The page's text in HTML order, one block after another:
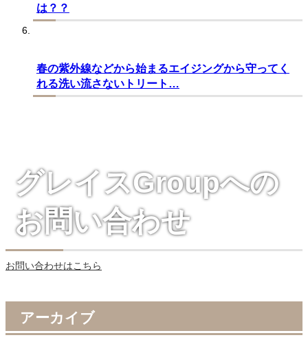
は？？
春の紫外線などから始まるエイジングから守ってく
れる洗い流さないトリート…
グレイスGroupへの
お問い合わせ
お問い合わせはこちら
アーカイブ